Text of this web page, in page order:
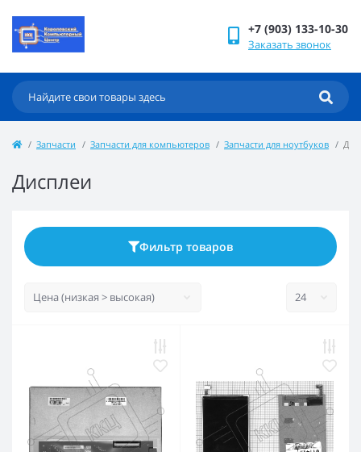
+7 (903) 133-10-30
Заказать звонок
Запчасти Запчасти для компьютеров Запчасти для ноутбуков
Дисплеи
Фильтр товаров